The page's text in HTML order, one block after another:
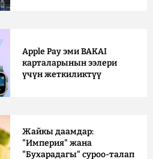
Apple Pay эми BAKAI
карталарынын ээлери
үчүн жеткиликтүү
Жайкы даамдар:
"Империя" жана
"Бухарадагы" суроо-талап